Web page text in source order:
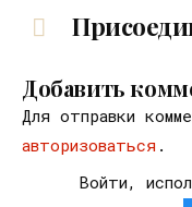
Добавить
Для отправки
авторизоваться .
Войти,